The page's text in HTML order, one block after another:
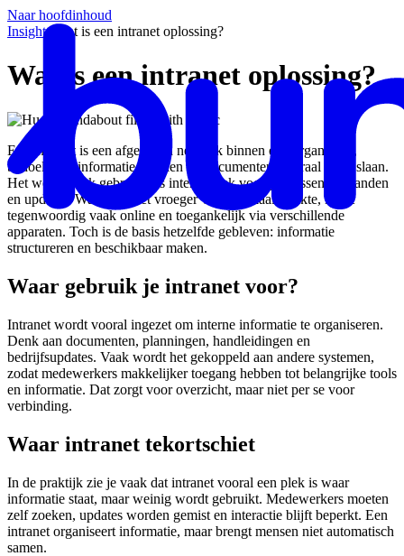
Naar hoofdinhoud
Insights
Wat is een intranet oplossing?
Wat is een intranet oplossing?
Een intranet is een afgesloten netwerk binnen een organisatie,
bedoeld om informatie te delen en documenten centraal op te slaan.
Het wordt vaak gebruikt als interne plek voor processen, bestanden
en updates. Waar intranet vroeger vooral lokaal werkte, is het
tegenwoordig vaak online en toegankelijk via verschillende
apparaten. Toch is de basis hetzelfde gebleven: informatie
structureren en beschikbaar maken.
Waar gebruik je intranet voor?
Intranet wordt vooral ingezet om interne informatie te organiseren.
Denk aan documenten, planningen, handleidingen en
bedrijfsupdates. Vaak wordt het gekoppeld aan andere systemen,
zodat medewerkers makkelijker toegang hebben tot belangrijke tools
en informatie. Dat zorgt voor overzicht, maar niet per se voor
verbinding.
Waar intranet tekortschiet
In de praktijk zie je vaak dat intranet vooral een plek is waar
informatie staat, maar weinig wordt gebruikt. Medewerkers moeten
zelf zoeken, updates worden gemist en interactie blijft beperkt. Een
intranet organiseert informatie, maar brengt mensen niet automatisch
samen.